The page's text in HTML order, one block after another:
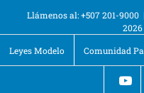
Llámenos al: +507 201-9000 |
2026
Leyes Modelo
Comunidad